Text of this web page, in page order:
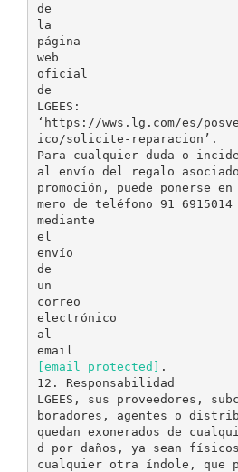
de
la
página
web
oficial
de
LGEES:
‘https://wws.lg.com/es/
ico/solicite-reparacion’.
Para cualquier duda o
al envío del regalo
promoción, puede ponerse
mero de teléfono 91 6915014
mediante
el
envío
de
un
correo
electrónico
al
[email protected] .
12. Responsabilidad
LGEES, sus proveedores,
boradores, agentes o
quedan exonerados de
d por daños, ya sean
cualquier otra índole, que